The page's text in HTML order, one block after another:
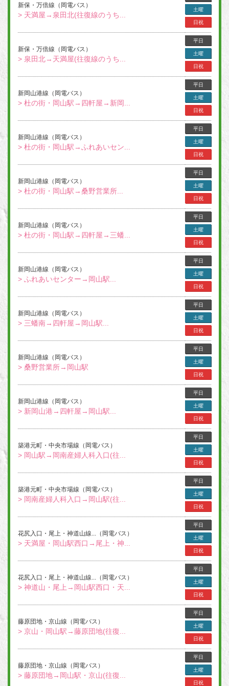
新保・万倍線（岡電バス）
> 天満屋→泉田北(往復線のうち...
土曜
日祝
新保・万倍線（岡電バス）
> 泉田北→天満屋(往復線のうち...
平日
土曜
日祝
新岡山港線（岡電バス）
> 杜の街・岡山駅→四軒屋→新岡...
平日
土曜
日祝
新岡山港線（岡電バス）
> 杜の街・岡山駅→ふれあいセン...
平日
土曜
日祝
新岡山港線（岡電バス）
> 杜の街・岡山駅→桑野営業所...
平日
土曜
日祝
新岡山港線（岡電バス）
> 杜の街・岡山駅→四軒屋→三蟠...
平日
土曜
日祝
新岡山港線（岡電バス）
> ふれあいセンター→岡山駅...
平日
土曜
日祝
新岡山港線（岡電バス）
> 三蟠南→四軒屋→岡山駅...
平日
土曜
日祝
新岡山港線（岡電バス）
> 桑野営業所→岡山駅
平日
土曜
日祝
新岡山港線（岡電バス）
> 新岡山港→四軒屋→岡山駅...
平日
土曜
日祝
築港元町・中央市場線（岡電バス）
> 岡山駅→岡南産婦人科入口(往...
平日
土曜
日祝
築港元町・中央市場線（岡電バス）
> 岡南産婦人科入口→岡山駅(往...
平日
土曜
日祝
花尻入口・尾上・神道山線...（岡電バス）
> 天満屋・岡山駅西口→尾上・神...
平日
土曜
日祝
花尻入口・尾上・神道山線...（岡電バス）
> 神道山・尾上→岡山駅西口・天...
平日
土曜
日祝
藤原団地・京山線（岡電バス）
> 京山・岡山駅→藤原団地(往復...
平日
土曜
日祝
藤原団地・京山線（岡電バス）
> 藤原団地→岡山駅・京山(往復...
平日
土曜
日祝